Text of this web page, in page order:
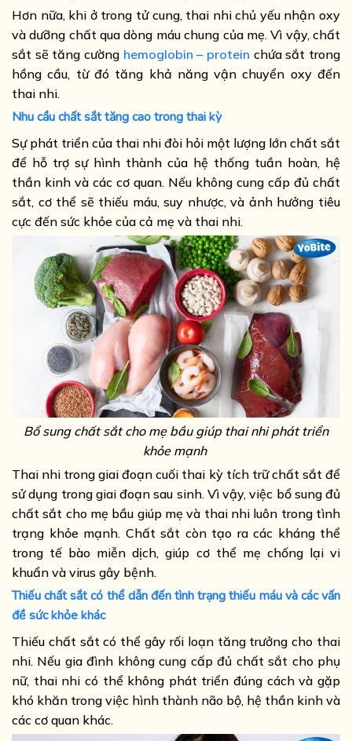
Hơn nữa, khi ở trong tử cung, thai nhi chủ yếu nhận oxy
và dưỡng chất qua dòng máu chung của mẹ. Vì vậy, chất
sắt sẽ tăng cường hemoglobin – protein chứa sắt trong
hồng cầu, từ đó tăng khả năng vận chuyển oxy đến
thai nhi.
Nhu cầu chất sắt tăng cao trong thai kỳ
Sự phát triển của thai nhi đòi hỏi một lượng lớn chất sắt
để hỗ trợ sự hình thành của hệ thống tuần hoàn, hệ
thần kinh và các cơ quan. Nếu không cung cấp đủ chất
sắt, cơ thể sẽ thiếu máu, suy nhược, và ảnh hưởng tiêu
cực đến sức khỏe của cả mẹ và thai nhi.
Bổ sung chất sắt cho mẹ bầu giúp thai nhi phát triển
khỏe mạnh
Thai nhi trong giai đoạn cuối thai kỳ tích trữ chất sắt để
sử dụng trong giai đoạn sau sinh. Vì vậy, việc bổ sung đủ
chất sắt cho mẹ bầu giúp mẹ và thai nhi luôn trong tình
trạng khỏe mạnh. Chất sắt còn tạo ra các kháng thể
trong tế bào miễn dịch, giúp cơ thể mẹ chống lại vi
khuẩn và virus gây bệnh.
Thiếu chất sắt có thể dẫn đến tình trạng thiếu máu và các vấn
đề sức khỏe khác
Thiếu chất sắt có thể gây rối loạn tăng trưởng cho thai
nhi. Nếu gia đình không cung cấp đủ chất sắt cho phụ
nữ, thai nhi có thể không phát triển đúng cách và gặp
khó khăn trong việc hình thành não bộ, hệ thần kinh và
các cơ quan khác.